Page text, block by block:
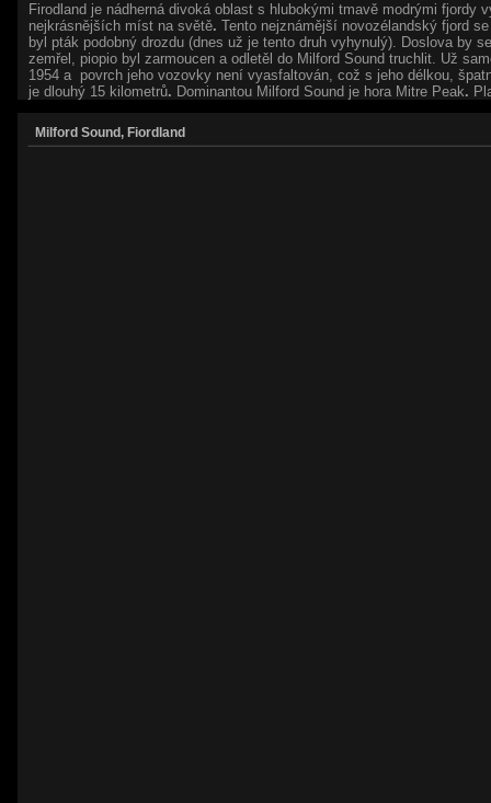
Firodland je nádherná divoká oblast s hlubokými tmavě modrými fjordy
nejkrásnějších míst na světě. Tento nejznámější novozélandský fjord
byl pták podobný drozdu (dnes už je tento druh vyhynulý). Doslova by
zemřel, piopio byl zarmoucen a odletěl do Milford Sound truchlit. Už
1954 a povrch jeho vozovky není vyasfaltován, což s jeho délkou,
je dlouhý 15 kilometrů. Dominantou Milford Sound je hora Mitre Peak. P
Milford Sound, Fiordland